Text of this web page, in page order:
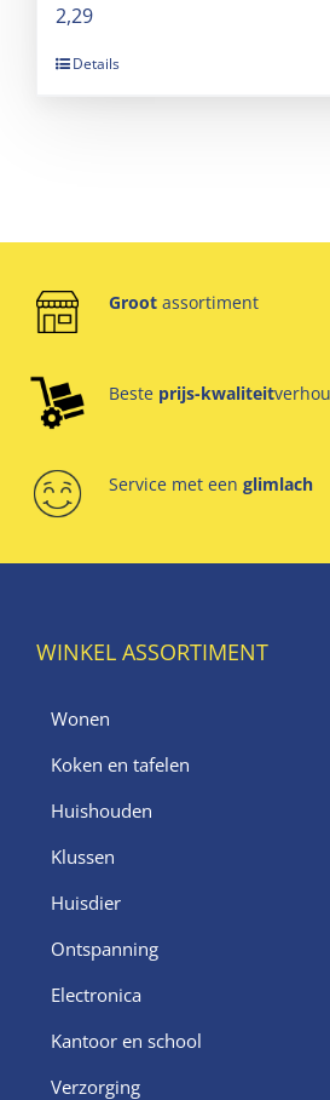
2,29
Details
Groot assortiment
Beste prijs-kwaliteit
Service met een glimlach
WINKEL ASSORTIMENT
Wonen
Koken en tafelen
Huishouden
Klussen
Huisdier
Ontspanning
Electronica
Kantoor en school
Verzorging